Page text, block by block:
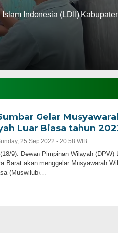
Indonesia (LDII)
Gelar
Luar Biasa tahun
25 Sep 2022 - 20:58 WIB
9). Dewan Pimpinan Wilayah (DPW)
Barat akan menggelar Musyawarah
(Muswilub)…